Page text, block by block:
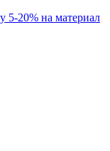
5-20% на материал